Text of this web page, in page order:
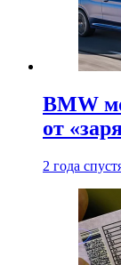
BMW
от
2 года